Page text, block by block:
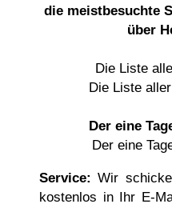
die meistbesuchte
über
Die Liste
Die Liste
Der eine
Der eine
Service: Wir
kostenlos in Ihr E-